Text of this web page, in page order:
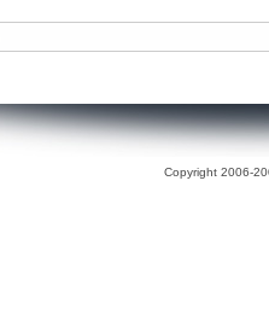
Copyright 2006-